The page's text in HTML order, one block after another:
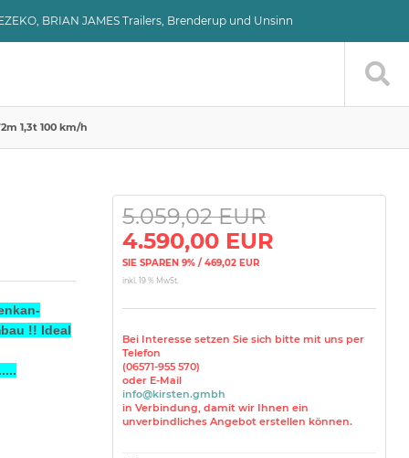
BRIAN JAMES Trailers, Brenderup und Unsinn
1,3t 100 km/h
!! Ideal
5.059,02 EUR
4.590,00 EUR
SIE SPAREN 9% / 469,02 EUR
inkl. 19 % MwSt.
Bei Interesse setzen Sie sich bitte mit uns per
Telefon
(06571-955 570)
oder E-Mail
info@kirsten.gmbh
in Verbindung, damit wir Ihnen ein
unverbindliches Angebot erstellen können.